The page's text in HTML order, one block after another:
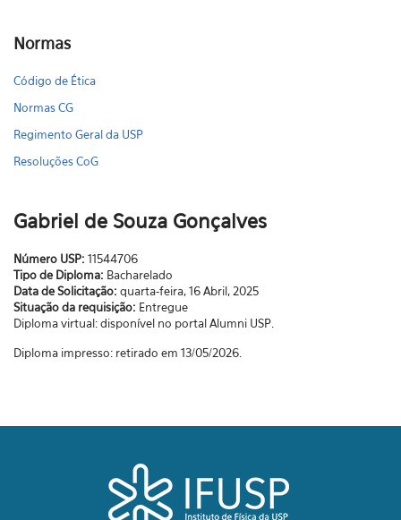
Normas
Código de Ética
Normas CG
Regimento Geral da USP
Resoluções CoG
Gabriel de Souza Gonçalves
Número USP: 11544706
Tipo de Diploma: Bacharelado
Data de Solicitação: quarta-feira, 16 Abril, 2025
Situação da requisição: Entregue
Diploma virtual: disponível no portal Alumni USP.
Diploma impresso: retirado em 13/05/2026.